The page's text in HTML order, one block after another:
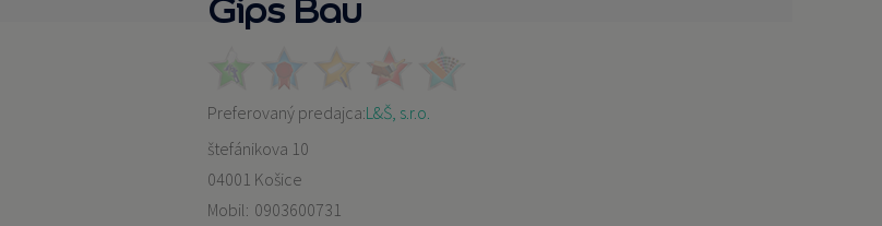
Gips Bau
Preferovaný predajca:L&Š, s.r.o.
štefánikova 10
04001 Košice
Mobil: 0903600731